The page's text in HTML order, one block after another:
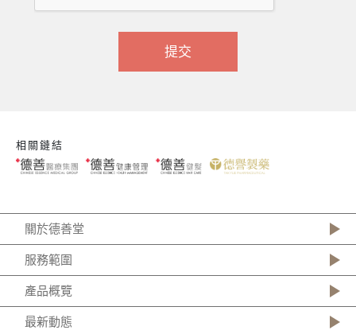
提交
相關鏈結
關於德善堂
服務範圍
產品概覽
最新動態